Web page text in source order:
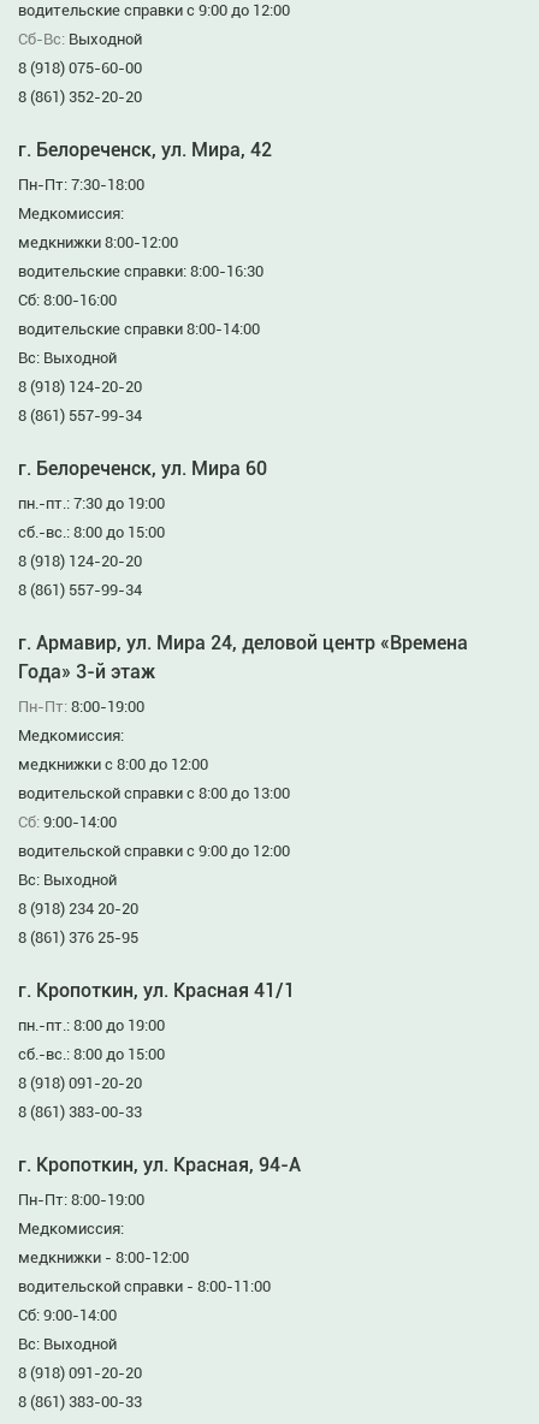
водительские справки с 9:00 до 12:00
Сб-Вс: Выходной
8 (918) 075-60-00
8 (861) 352-20-20
г. Белореченск, ул. Мира, 42
Пн-Пт: 7:30-18:00
Медкомиссия:
медкнижки 8:00-12:00
водительские справки: 8:00-16:30
Сб: 8:00-16:00
водительские справки 8:00-14:00
Вс: Выходной
8 (918) 124-20-20
8 (861) 557-99-34
г. Белореченск, ул. Мира 60
пн.-пт.: 7:30 до 19:00
сб.-вс.: 8:00 до 15:00
8 (918) 124-20-20
8 (861) 557-99-34
г. Армавир, ул. Мира 24, деловой центр «Времена
Года» 3-й этаж
Пн-Пт: 8:00-19:00
Медкомиссия:
медкнижки с 8:00 до 12:00
водительской справки с 8:00 до 13:00
Сб: 9:00-14:00
водительской справки с 9:00 до 12:00
Вс: Выходной
8 (918) 234 20-20
8 (861) 376 25-95
г. Кропоткин, ул. Красная 41/1
пн.-пт.: 8:00 до 19:00
сб.-вс.: 8:00 до 15:00
8 (918) 091-20-20
8 (861) 383-00-33
г. Кропоткин, ул. Красная, 94-А
Пн-Пт: 8:00-19:00
Медкомиссия:
медкнижки - 8:00-12:00
водительской справки - 8:00-11:00
Сб: 9:00-14:00
Вс: Выходной
8 (918) 091-20-20
8 (861) 383-00-33